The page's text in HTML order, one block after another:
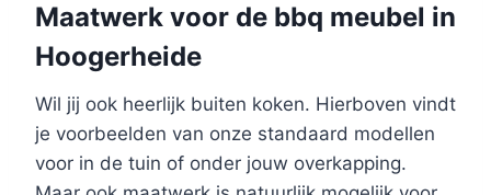
Maatwerk voor de bbq meubel in
Hoogerheide
Wil jij ook heerlijk buiten koken. Hierboven vindt
je voorbeelden van onze standaard modellen
voor in de tuin of onder jouw overkapping.